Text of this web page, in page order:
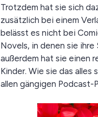
Trotzdem hat sie sich
zusätzlich bei einem
belässt es nicht bei
Novels, in denen sie
außerdem hat sie einen
Kinder. Wie sie das alles
allen gängigen Podcast-